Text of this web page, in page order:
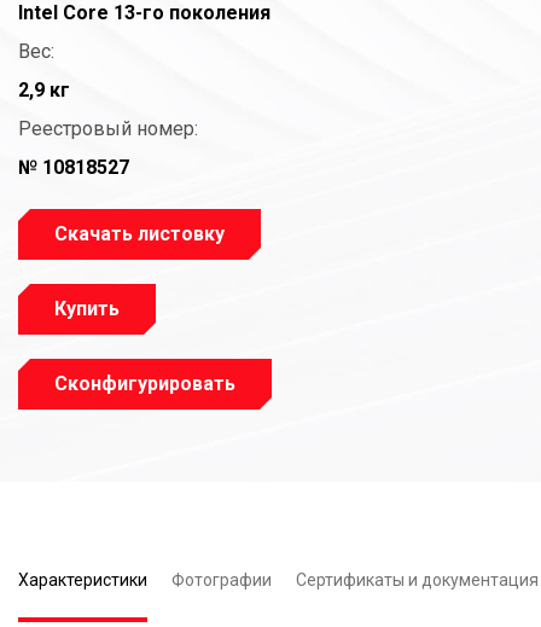
Intel Core 13-го поколения
Вес:
2,9 кг
Реестровый номер:
№ 10818527
Скачать листовку
Купить
Сконфигурировать
Характеристики Фотографии Сертификаты и документация